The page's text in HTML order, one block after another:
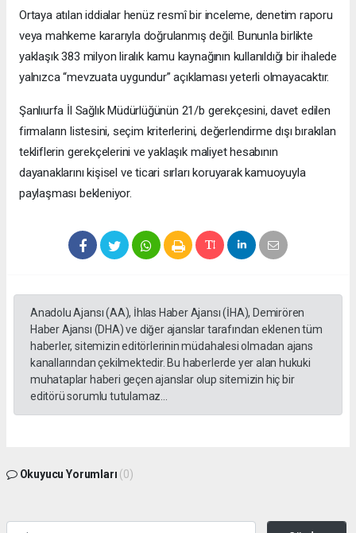
Ortaya atılan iddialar henüz resmî bir inceleme, denetim raporu
veya mahkeme kararıyla doğrulanmış değil. Bununla birlikte
yaklaşık 383 milyon liralık kamu kaynağının kullanıldığı bir ihalede
yalnızca “mevzuata uygundur” açıklaması yeterli olmayacaktır.
Şanlıurfa İl Sağlık Müdürlüğünün 21/b gerekçesini, davet edilen
firmaların listesini, seçim kriterlerini, değerlendirme dışı bırakılan
tekliflerin gerekçelerini ve yaklaşık maliyet hesabının
dayanaklarını kişisel ve ticari sırları koruyarak kamuoyuyla
paylaşması bekleniyor.
Anadolu Ajansı (AA), İhlas Haber Ajansı (İHA), Demirören
Haber Ajansı (DHA) ve diğer ajanslar tarafından eklenen tüm
haberler, sitemizin editörlerinin müdahalesi olmadan ajans
kanallarından çekilmektedir. Bu haberlerde yer alan hukuki
muhataplar haberi geçen ajanslar olup sitemizin hiç bir
editörü sorumlu tutulamaz...
Okuyucu Yorumları (0)